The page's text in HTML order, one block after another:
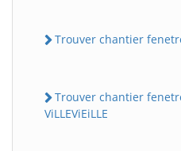
Trouver chantier
Trouver chantier
ViLLEViEiLLE